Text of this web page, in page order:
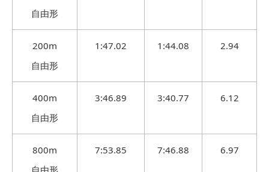
自由形
200m
自由形
1:47.02 1:44.08 2.94
400m
自由形
3:46.89 3:40.77 6.12
800m
自由形
7:53.85 7:46.88 6.97